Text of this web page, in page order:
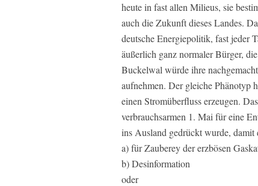
heute in fast allen Milieus, sie
auch die Zukunft dieses Landes.
deutsche Energiepolitik, fast jeder
äußerlich ganz normaler Bürger,
Buckelwal würde ihre
aufnehmen. Der gleiche Phänotyp
einen Stromüberfluss erzeugen.
verbrauchsarmen 1. Mai für eine
ins Ausland gedrückt wurde, damit
a) für Zauberey der erzbösen
b) Desinformation
oder